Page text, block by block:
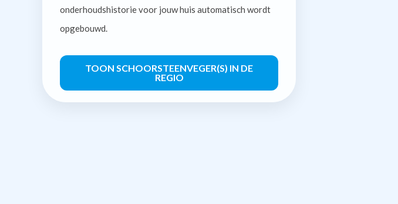
onderhoudshistorie voor jouw huis automatisch wordt
opgebouwd.
TOON SCHOORSTEENVEGER(S) IN DE
REGIO